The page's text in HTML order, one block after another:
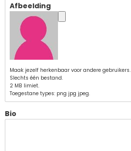
Afbeelding
Maak jezelf herkenbaar voor andere gebruikers.
Slechts één bestand.
2 MB limiet.
Toegestane types: png jpg jpeg.
Bio